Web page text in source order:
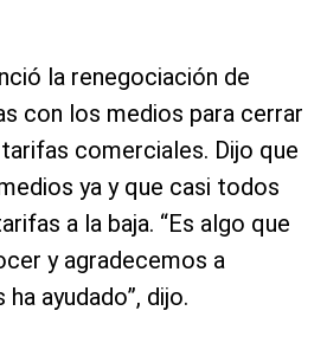
la renegociación de
con los medios para cerrar
comerciales. Dijo que
ya y que casi todos
a la baja. “Es algo que
y agradecemos a
ayudado”, dijo.